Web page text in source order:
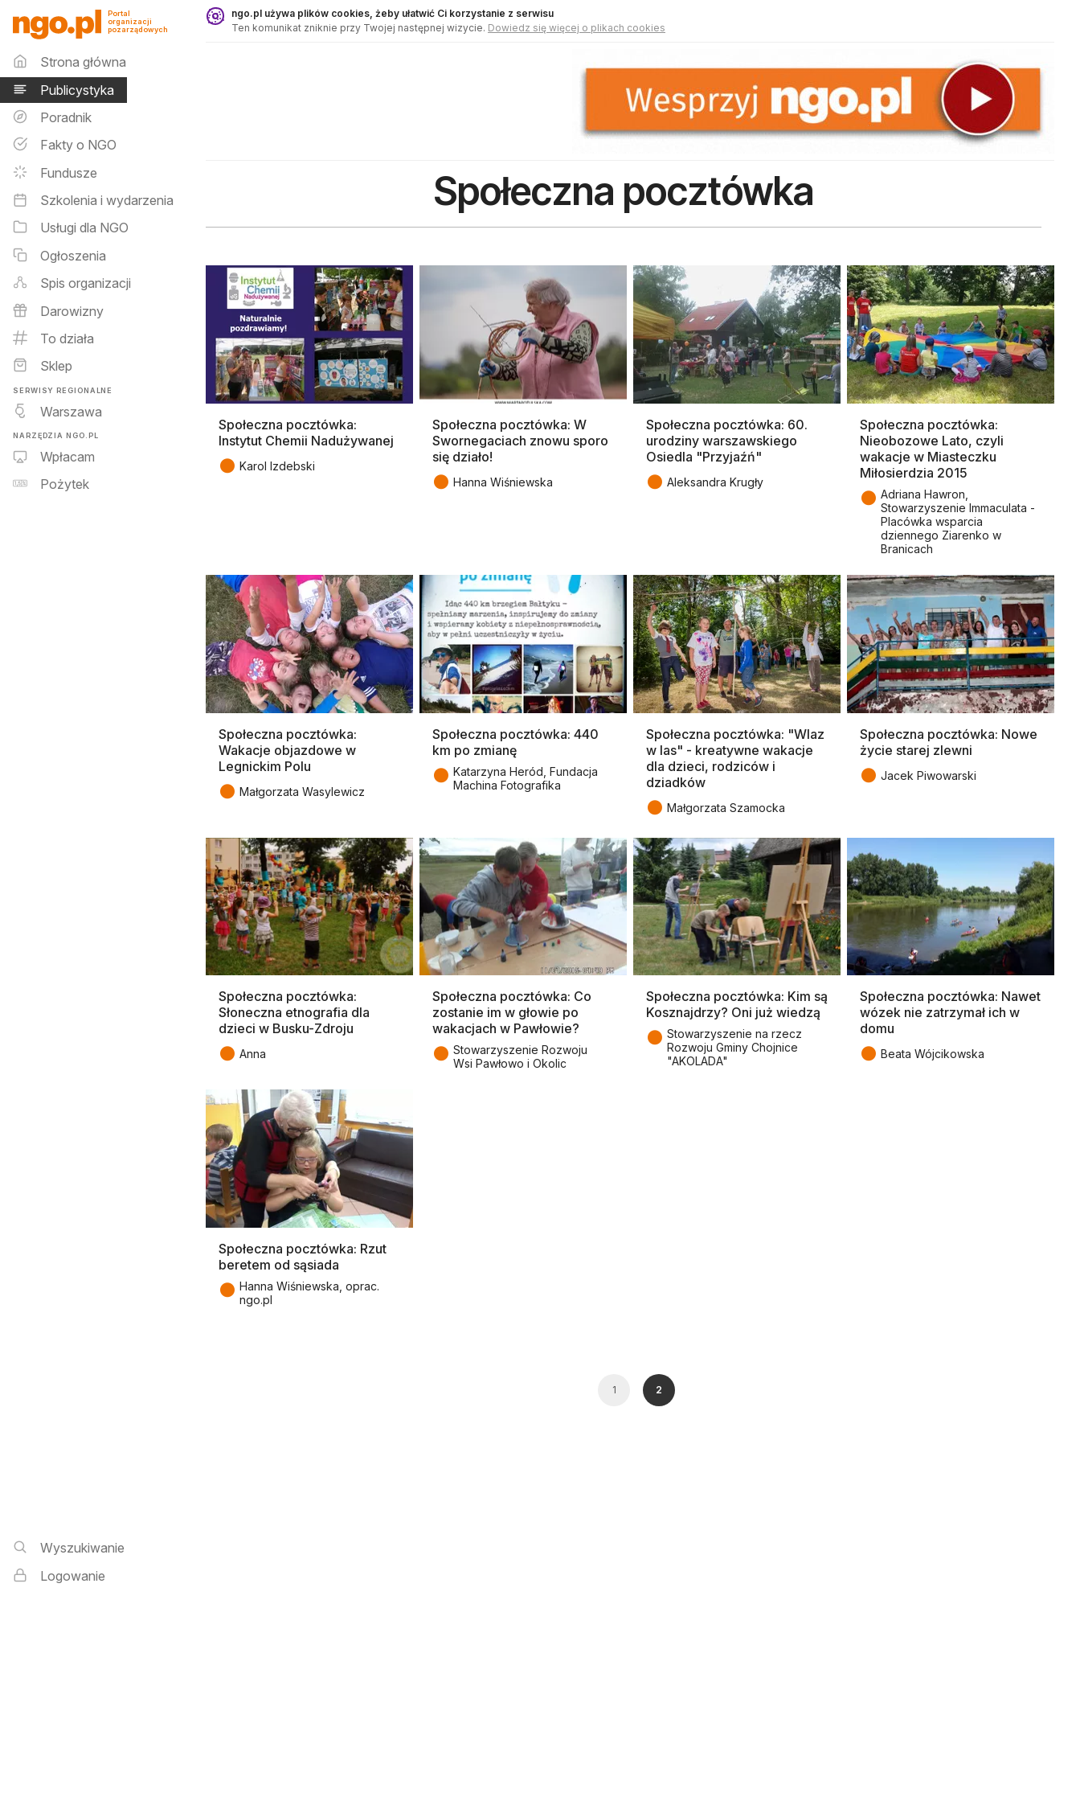
Publicystyka - ngo.pl
Portal
organizacji
pozarządowych
Menu główne
Strona główna
Publicystyka
Poradnik
Fakty o NGO
Fundusze
Szkolenia i wydarzenia
Usługi dla NGO
Ogłoszenia
Spis organizacji
Darowizny
To działa
Sklep
SERWISY REGIONALNE
Warszawa
NARZĘDZIA NGO.PL
Wpłacam
Pożytek
Wyszukiwarka i logowanie
Wyszukiwanie
Logowanie
ngo.pl używa plików cookies, żeby ułatwić Ci korzystanie z serwisu
Ten komunikat zniknie przy Twojej następnej wizycie. Dowiedz się więcej o plikach cookies
Społeczna pocztówka
Społeczna pocztówka:
Instytut Chemii Nadużywanej
● Karol Izdebski
Społeczna pocztówka: W
Swornegaciach znowu sporo
się działo!
● Hanna Wiśniewska
Społeczna pocztówka: 60.
urodziny warszawskiego
Osiedla "Przyjaźń"
● Aleksandra Krugły
Społeczna pocztówka:
Nieobozowe Lato, czyli
wakacje w Miasteczku
Miłosierdzia 2015
● Adriana Hawron,
Stowarzyszenie Immaculata -
Placówka wsparcia
dziennego Ziarenko w
Branicach
Społeczna pocztówka:
Wakacje objazdowe w
Legnickim Polu
● Małgorzata Wasylewicz
Społeczna pocztówka: 440
km po zmianę
● Katarzyna Heród, Fundacja
Machina Fotografika
Społeczna pocztówka: "Wlaz
w las" - kreatywne wakacje
dla dzieci, rodziców i
dziadków
● Małgorzata Szamocka
Społeczna pocztówka: Nowe
życie starej zlewni
● Jacek Piwowarski
Społeczna pocztówka:
Słoneczna etnografia dla
dzieci w Busku-Zdroju
● Anna
Społeczna pocztówka: Co
zostanie im w głowie po
wakacjach w Pawłowie?
● Stowarzyszenie Rozwoju
Wsi Pawłowo i Okolic
Społeczna pocztówka: Kim są
Kosznajdrzy? Oni już wiedzą
● Stowarzyszenie na rzecz
Rozwoju Gminy Chojnice
"AKOLADA"
Społeczna pocztówka: Nawet
wózek nie zatrzymał ich w
domu
● Beata Wójcikowska
Społeczna pocztówka: Rzut
beretem od sąsiada
● Hanna Wiśniewska, oprac.
ngo.pl
1 2